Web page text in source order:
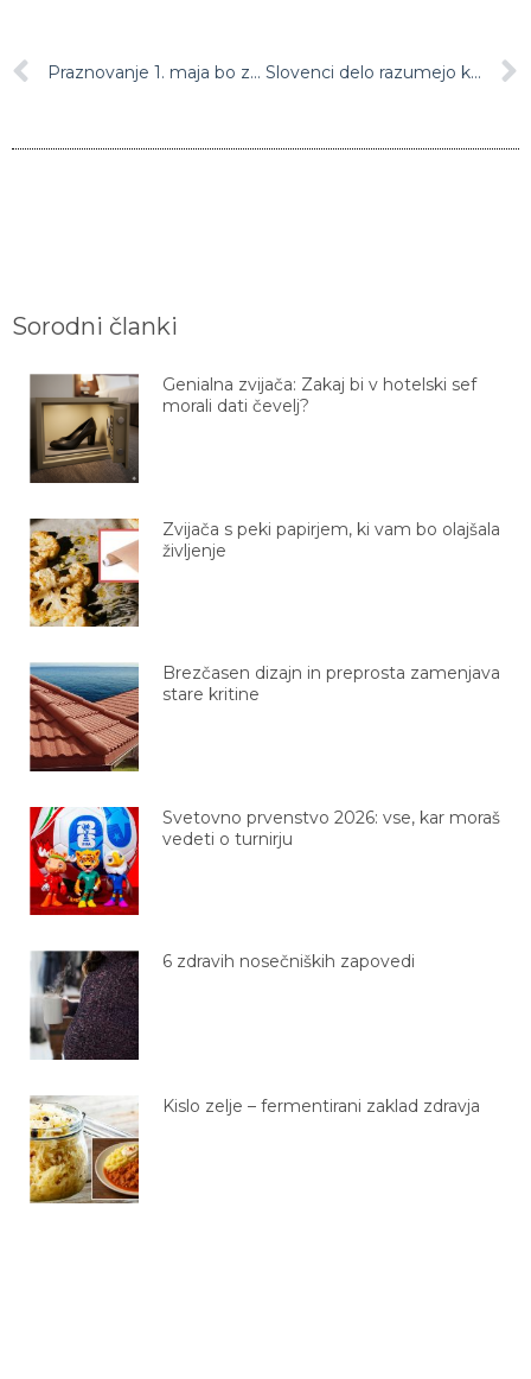
Praznovanje 1. maja bo zaradi epidemije okrnjeno, njegovo sporočilo ne Slovenci delo razumejo kot sredstvo za dosego ciljev
Sorodni članki
Genialna zvijača: Zakaj bi v hotelski sef
morali dati čevelj?
Zvijača s peki papirjem, ki vam bo olajšala
življenje
Brezčasen dizajn in preprosta zamenjava
stare kritine
Svetovno prvenstvo 2026: vse, kar moraš
vedeti o turnirju
6 zdravih nosečniških zapovedi
Kislo zelje – fermentirani zaklad zdravja